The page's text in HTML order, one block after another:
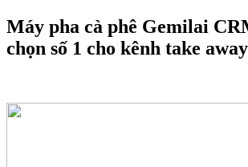
Máy pha cà phê Gemilai
chọn số 1 cho kênh take